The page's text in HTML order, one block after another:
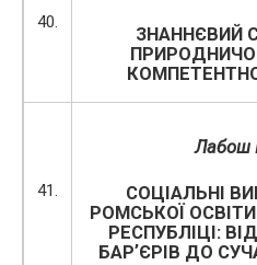
40.
ЗНАННЄВИЙ
41.
Лабош
СОЦІАЛЬНІ
РОМСЬКОЇ
РЕСПУБЛІЦІ:
БАРʼЄРІВ ДО